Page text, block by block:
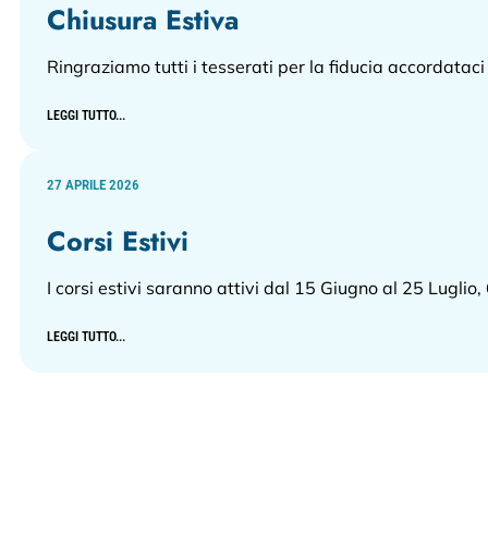
Chiusura Estiva
Ringraziamo tutti i tesserati per la fiducia
LEGGI TUTTO...
27 APRILE 2026
Corsi Estivi
I corsi estivi saranno attivi dal 15 Giugno al 25
LEGGI TUTTO...